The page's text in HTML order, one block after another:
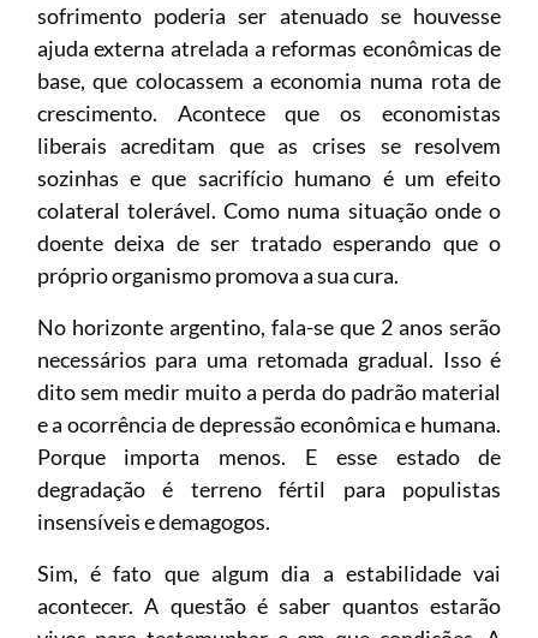
sofrimento poderia ser atenuado se houvesse
ajuda externa atrelada a reformas econômicas de
base, que colocassem a economia numa rota de
crescimento. Acontece que os economistas
liberais acreditam que as crises se resolvem
sozinhas e que sacrifício humano é um efeito
colateral tolerável. Como numa situação onde o
doente deixa de ser tratado esperando que o
próprio organismo promova a sua cura.
No horizonte argentino, fala-se que 2 anos serão
necessários para uma retomada gradual. Isso é
dito sem medir muito a perda do padrão material
e a ocorrência de depressão econômica e humana.
Porque importa menos. E esse estado de
degradação é terreno fértil para populistas
insensíveis e demagogos.
Sim, é fato que algum dia a estabilidade vai
acontecer. A questão é saber quantos estarão